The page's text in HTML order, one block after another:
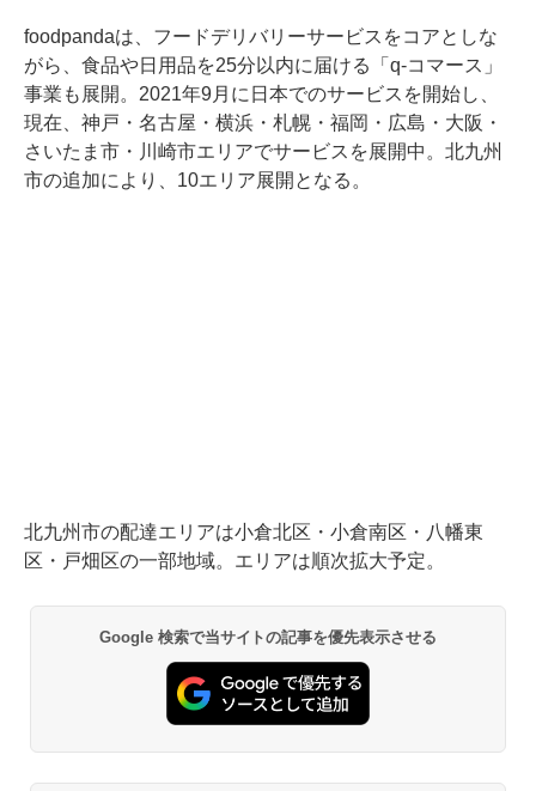
foodpandaは、フードデリバリーサービスをコアとしな
がら、食品や日用品を25分以内に届ける「q-コマース」
事業も展開。2021年9月に日本でのサービスを開始し、
現在、神戸・名古屋・横浜・札幌・福岡・広島・大阪・
さいたま市・川崎市エリアでサービスを展開中。北九州
市の追加により、10エリア展開となる。
北九州市の配達エリアは小倉北区・小倉南区・八幡東
区・戸畑区の一部地域。エリアは順次拡大予定。
Google 検索で当サイトの記事を優先表示させる